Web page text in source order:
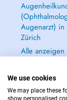
Augenarzt) in
Zürich
Alle
We use cookies
We may place these
show personalised